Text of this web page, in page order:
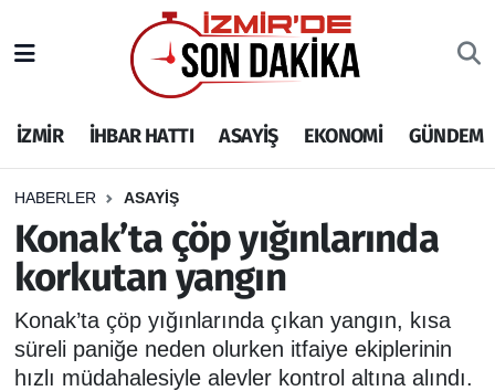
İZMİR İHBAR HATTI ASAYİŞ EKONOMİ GÜNDEM
HABERLER ASAYİŞ
Konak’ta çöp yığınlarında
korkutan yangın
Konak’ta çöp yığınlarında çıkan yangın, kısa
süreli paniğe neden olurken itfaiye ekiplerinin
hızlı müdahalesiyle alevler kontrol altına alındı.
İHBAR HATTI
DEPREM
GENEL
EKONOMİ
SİYASET
İzmir Nöbetçi Eczaneler
İzmir Hava Durumu
İzmir Namaz Vakitleri
İzmir Trafik Yoğunluk Haritası
Puan Durumu ve Fikstür
Tüm Manşetler